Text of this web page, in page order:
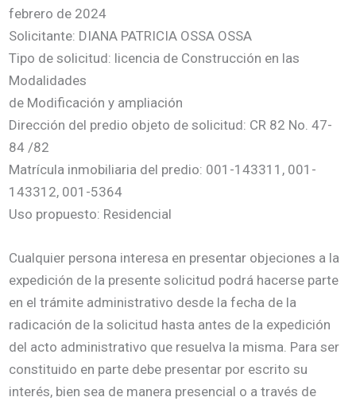
febrero de 2024
Solicitante: DIANA PATRICIA OSSA OSSA
Tipo de solicitud: licencia de Construcción en las
Modalidades
de Modificación y ampliación
Dirección del predio objeto de solicitud: CR 82 No. 47-
84 /82
Matrícula inmobiliaria del predio: 001-143311, 001-
143312, 001-5364
Uso propuesto: Residencial
Cualquier persona interesa en presentar objeciones a la
expedición de la presente solicitud podrá hacerse parte
en el trámite administrativo desde la fecha de la
radicación de la solicitud hasta antes de la expedición
del acto administrativo que resuelva la misma. Para ser
constituido en parte debe presentar por escrito su
interés, bien sea de manera presencial o a través de